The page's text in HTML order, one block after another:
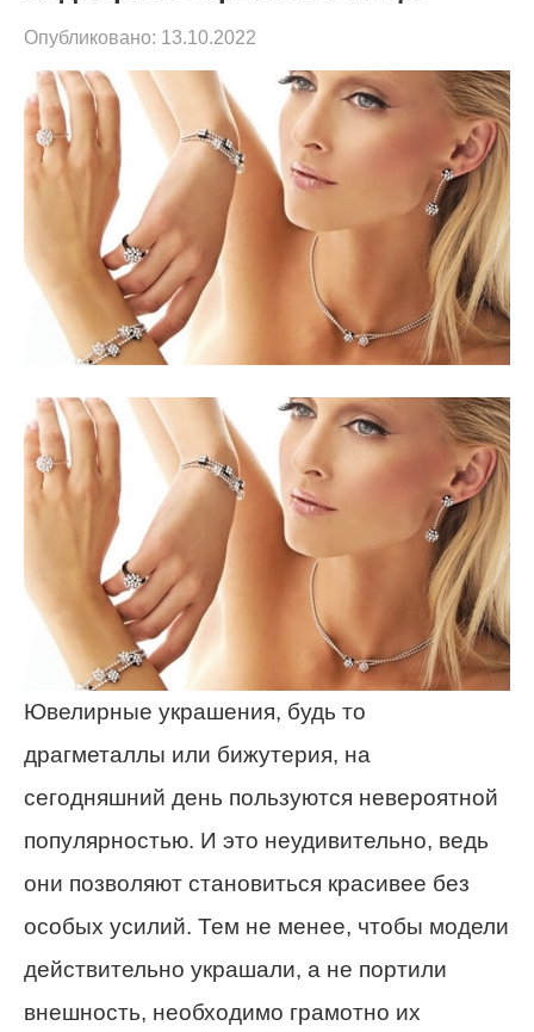
Опубликовано: 13.10.2022
Ювелирные украшения, будь то
драгметаллы или бижутерия, на
сегодняшний день пользуются невероятной
популярностью. И это неудивительно, ведь
они позволяют становиться красивее без
особых усилий. Тем не менее, чтобы модели
действительно украшали, а не портили
внешность, необходимо грамотно их